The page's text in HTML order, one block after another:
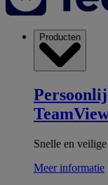
Producten
Snelle en
Meer informatie